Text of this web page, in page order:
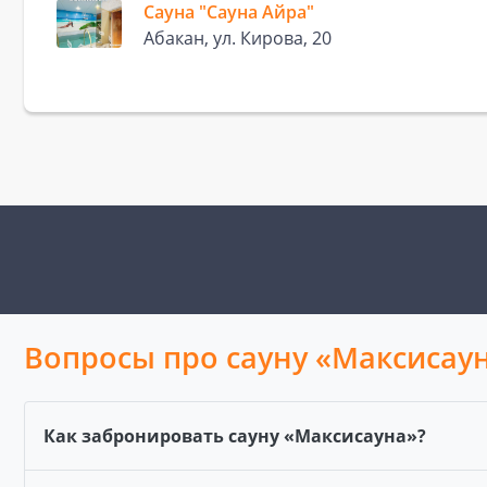
Сауна "Сауна Айра"
Абакан, ул. Кирова, 20
Вопросы про сауну
Как забронировать сауну «Максисауна»?